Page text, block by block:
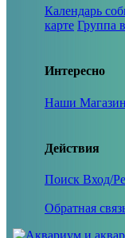
Календарь
карте Группа
Интересно
Наши
Действия
Поиск Вход/
Обратная